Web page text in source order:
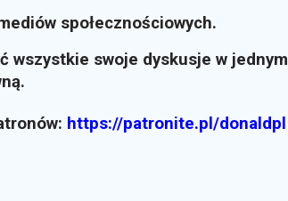
społecznościowych.
wszystkie swoje dyskusje w jednym
https://patronite.pl/donaldpl